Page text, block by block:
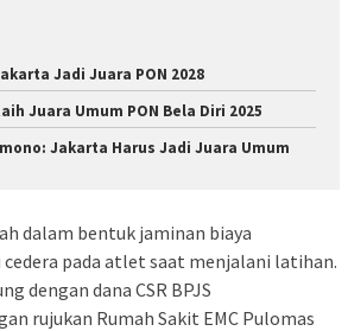
Jadi Juara PON 2028
Juara Umum PON Bela Diri 2025
Jakarta Harus Jadi Juara Umum
dalam bentuk jaminan biaya
pada atlet saat menjalani latihan.
dengan dana CSR BPJS
rujukan Rumah Sakit EMC Pulomas